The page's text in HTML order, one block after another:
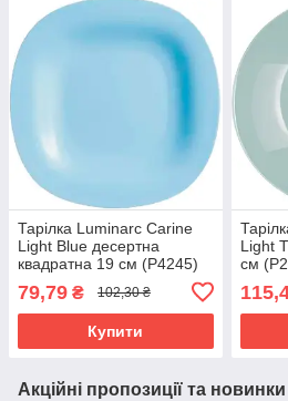
Тарілка Luminarc Carine
Light Blue десертна
квадратна 19 см (P4245)
79,79 ₴ 102,30 ₴
Купити
Light
см
Акційні пропозиції та новинки